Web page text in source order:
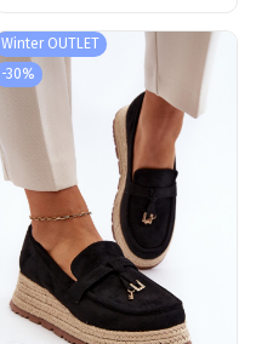
Winter OUTLET
-30%